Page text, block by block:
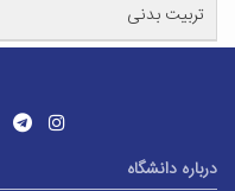
تربیت بدنی
درباره دانشگاه